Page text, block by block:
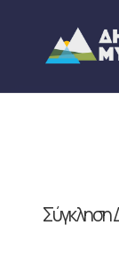
content
Σύγκληση